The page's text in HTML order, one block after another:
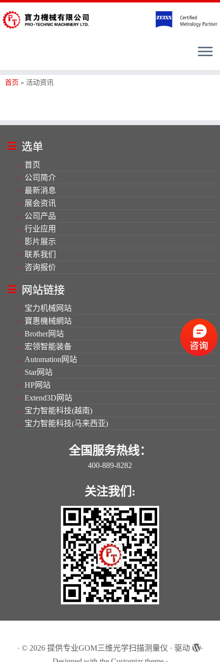
首页 » 活动资讯
选单
首页
公司简介
最新消息
展会资讯
公司产品
行业应用
影片展示
联系我们
咨询报价
网站链接
宝力机械网站
寶惠機械網站
Brother网站
宏领智能装备
Automation网站
Star网站
HP网站
Extend3D网站
宝力智能科技(越南)
宝力智能科技(马来西亚)
全国服务热线：
400-889-8282
关注我们:
· © 2026 提供专业GOM三维光学扫描测量仪 · 驱动
·